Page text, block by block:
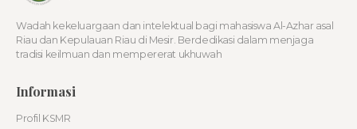
Wadah kekeluargaan dan intelektual bagi mahasiswa Al-Azhar asal
Riau dan Kepulauan Riau di Mesir. Berdedikasi dalam menjaga
tradisi keilmuan dan mempererat ukhuwah
Informasi
Profil KSMR